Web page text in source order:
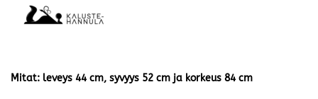
Mitat: leveys 44 cm, syvyys 52 cm ja korkeus 84 cm